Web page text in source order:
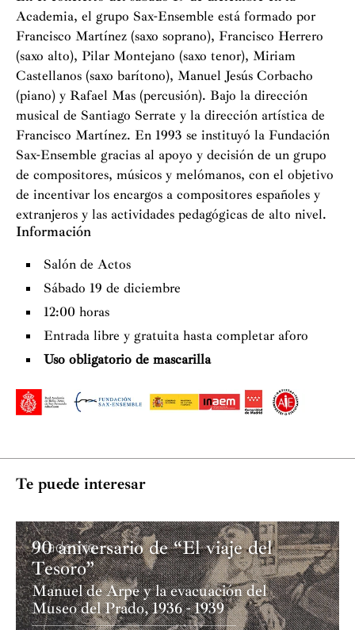
Academia, el grupo Sax-Ensemble está formado por
Francisco Martínez (saxo soprano), Francisco Herrero
(saxo alto), Pilar Montejano (saxo tenor), Miriam
Castellanos (saxo barítono), Manuel Jesús Corbacho
(piano) y Rafael Mas (percusión). Bajo la dirección
musical de Santiago Serrate y la dirección artística de
Francisco Martínez. En 1993 se instituyó la Fundación
Sax-Ensemble gracias al apoyo y decisión de un grupo
de compositores, músicos y melómanos, con el objetivo
de incentivar los encargos a compositores españoles y
extranjeros y las actividades pedagógicas de alto nivel.
Información
Salón de Actos
Sábado 19 de diciembre
12:00 horas
Entrada libre y gratuita hasta completar aforo
Uso obligatorio de mascarilla
Te puede interesar
Academia
90 aniversario de “El viaje del
Tesoro”
Manuel de Arpe y la evacuación del
Museo del Prado, 1936 - 1939